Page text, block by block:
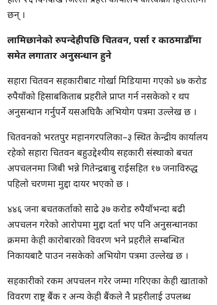
छन् ।
लामिछानेको रुपन्देहीपछि चितवन, पर्सा र काठमाडौँमा
समेत लगातार अनुसन्धान हुने
सहारा चितवन सहकारीबाट गोर्खा मिडियामा गएको ४७ करोड
रुपैयाँको हिसाबकिताब प्रहरीले प्राप्त गर्न नसकेको र थप
अनुसन्धान गर्नुपर्ने यसअघिकै अभियोग पत्रमा उल्लेख छ ।
चितवनको भरतपुर महानगरपलिका–३ स्थित केन्द्रीय कार्यालय
रहेको सहारा चितवन बहुउद्देश्यीय सहकारी संस्थाको बचत
अपचलनमा जिबी भन्ने गितेन्द्रबाबु राईसहित १७ जनाविरुद्ध
पहिलो चरणमा मुद्दा दायर भएको छ ।
४४६ जना बचतकर्ताको साढे ३७ करोड रुपैयाँभन्दा बढी
अपचलन गरेको आरोपमा मुद्दा दर्ता भए पनि अनुसन्धानका
क्रममा केही कारोबारको विवरण भने प्रहरीले सम्बन्धित
निकायबाटै पाउन नसकेको अभियोग पत्रमा उल्लेख छ ।
सहकारीको रकम अपचलन गरेर जम्मा गरिएका केही खाताको
विवरण राष्ट्र बैंक र अन्य केही बैंकले नै प्रहरीलाई उपलब्ध